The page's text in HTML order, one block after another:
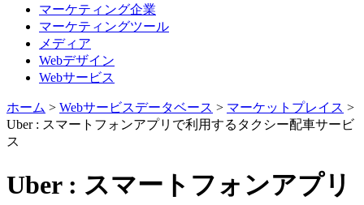
マーケティング企業
マーケティングツール
メディア
Webデザイン
Webサービス
ホーム > Webサービスデータベース > マーケットプレイス >
Uber : スマートフォンアプリで利用するタクシー配車サービ
ス
Uber : スマートフォンアプリ